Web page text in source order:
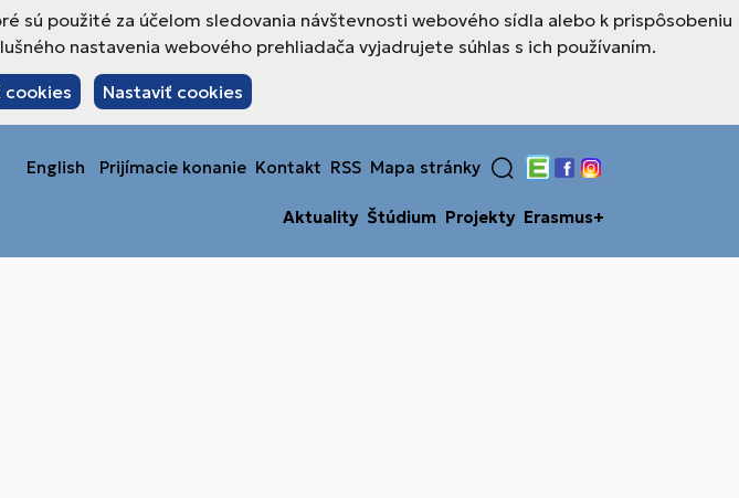
sú použité za účelom sledovania návštevnosti webového sídla alebo k prispôsobeniu
nastavenia webového prehliadača vyjadrujete súhlas s ich používaním.
Nastaviť cookies
English Prijímacie konanie Kontakt RSS Mapa stránky
Edupage
Facebook
Instagram
Aktuality Štúdium Projekty Erasmus+